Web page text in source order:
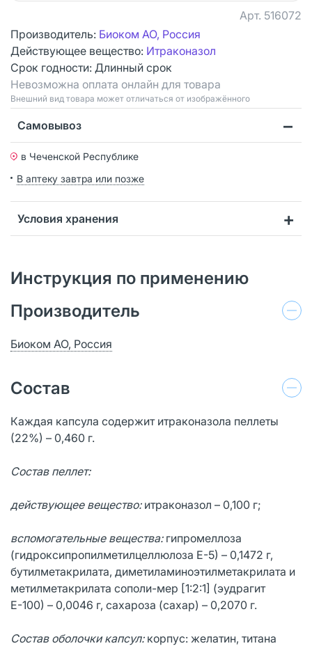
Арт. 516072
Производитель: Биоком АО, Россия
Действующее вещество: Итраконазол
Срок годности: Длинный срок
Невозможна оплата онлайн для товара
Bнешний вид товара может отличаться от изображённого
Самовывоз
в Чеченской Республике
В аптеку завтра или позже
Условия хранения
Инструкция по применению
Производитель
Биоком АО, Россия
Состав
Каждая капсула содержит итраконазола пеллеты
(22%) – 0,460 г.
Состав пеллет:
действующее вещество: итраконазол – 0,100 г;
вспомогательные вещества:гипромеллоза
(гидроксипропилметилцеллюлоза Е-5) – 0,1472 г,
бутилметакрилата, диметиламиноэтилметакрилата и
метилметакрилата сополи-мер [1:2:1] (эудрагит
Е-100) – 0,0046 г, сахароза (сахар) – 0,2070 г.
Состав оболочки капсул: корпус: желатин, титана